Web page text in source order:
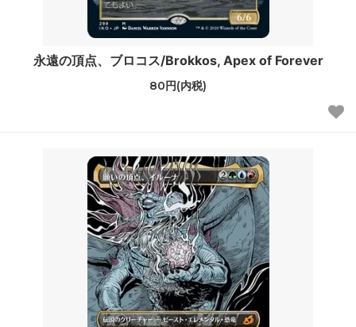
永遠の頂点、ブロコス/Brokkos, Apex of Forever
80円(内税)